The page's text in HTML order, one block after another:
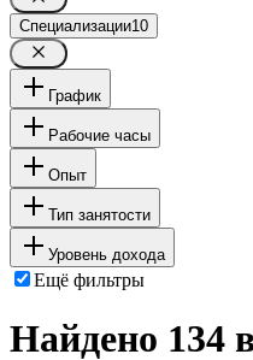
Специализации10
График
Рабочие часы
Опыт
Тип занятости
Уровень дохода
Ещё фильтры
Найдено 134